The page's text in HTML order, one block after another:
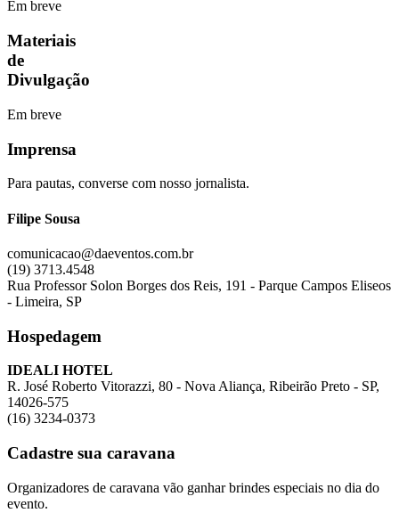
shortener
Em breve
Materiais
de
Divulgação
Em breve
Imprensa
Para pautas, converse com nosso jornalista.
Filipe Sousa
comunicacao@daeventos.com.br
(19) 3713.4548
Rua Professor Solon Borges dos Reis, 191 - Parque Campos Eliseos
- Limeira, SP
Hospedagem
IDEALI HOTEL
R. José Roberto Vitorazzi, 80 - Nova Aliança, Ribeirão Preto - SP,
14026-575
(16) 3234-0373
Cadastre sua caravana
Organizadores de caravana vão ganhar brindes especiais no dia do
evento.